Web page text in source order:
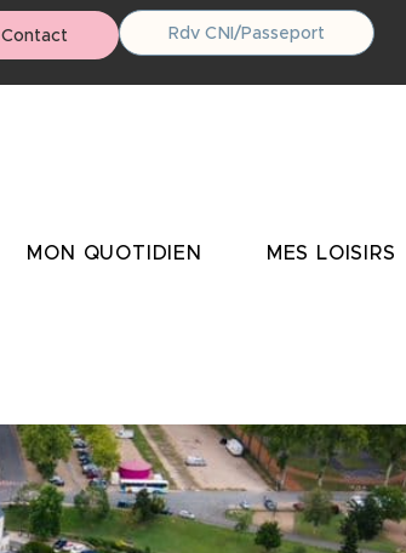
Contact Rdv CNI/Passeport
MON QUOTIDIEN MES LOISIRS